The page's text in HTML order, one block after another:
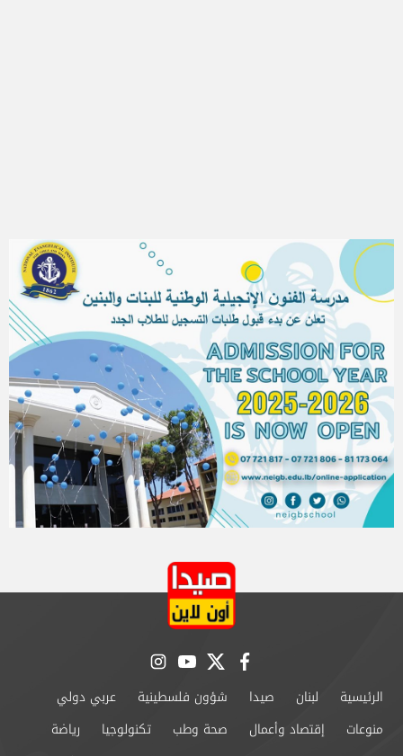
facebook
twitter
youtube
instagram
الرئيسية لبنان صيدا شؤون فلسطينية
عربي دولي
منوعات
إقتصاد وأعمال صحة وطب تكنولوجيا
رياضة